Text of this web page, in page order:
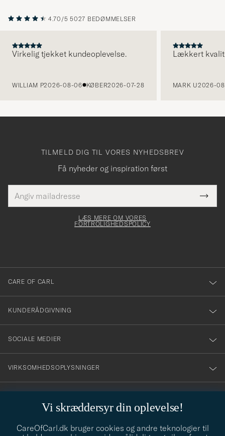
4.70/5 5027 BEDØMMELSER
Virkelig tjekket kundeoplevelse.
WILLIAM P2026-08-06 KØBER2026-07-28
Lækkert
MARK U2026-
Vi skræddersyr din oplevelse!
CareOfCarl.dk bruger cookies og andre teknologier til
TILMELD DIG TIL VORES NYHEDSBREV
Få nyheder og inspiration først
mailadresse
skal
Tack
för
dig
till
vårt
nyhetsbrev!
LÆS MERE OM VORES
FORTROLIGHEDSPOLICY
CARE OF CARL
KUNDERÅDGIVNING
SOCIALE MEDIER
VIRKSOMHEDSOPLYSNINGER
Behøver du hjælp til at finde din stil? Lad os hjælpe dig, vi hjælper